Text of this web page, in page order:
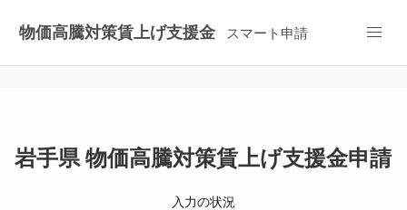
物価高騰対策賃上げ支援金 スマート申請
岩手県 物価高騰対策賃上げ支援金申請
入力の状況